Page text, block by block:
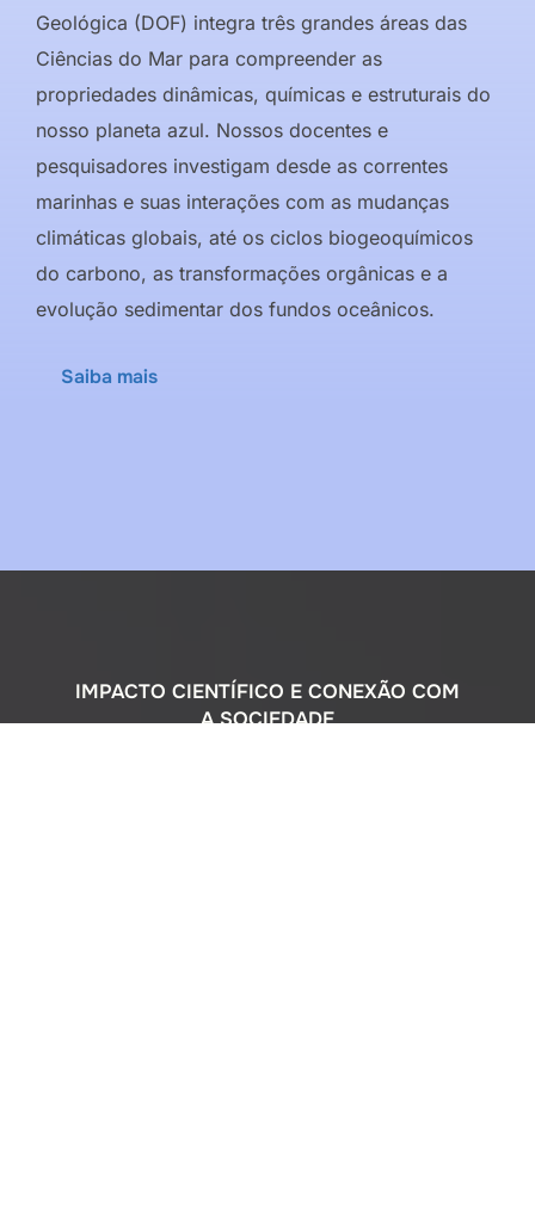
Geológica (DOF) integra três grandes áreas das
Ciências do Mar para compreender as
propriedades dinâmicas, químicas e estruturais do
nosso planeta azul. Nossos docentes e
pesquisadores investigam desde as correntes
marinhas e suas interações com as mudanças
climáticas globais, até os ciclos biogeoquímicos
do carbono, as transformações orgânicas e a
evolução sedimentar dos fundos oceânicos.
Saiba mais
IMPACTO CIENTÍFICO E CONEXÃO COM
A SOCIEDADE